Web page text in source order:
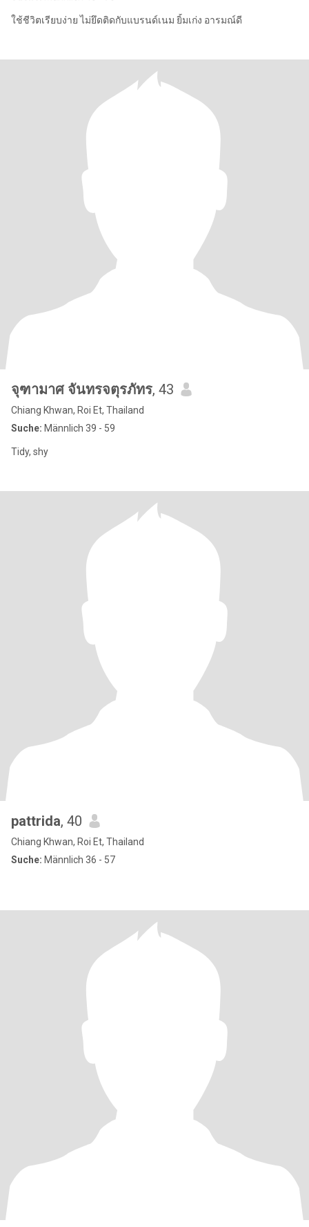
ใช้ชีวิตเรียบง่าย ไม่ยึดติดกับแบรนด์เนม ยิ้มเก่ง อารมณ์ดี
จุฑามาศ จันทรจตุรภัทร, 43
Chiang Khwan, Roi Et, Thailand
Suche: Männlich 39 - 59
Tidy, shy
pattrida, 40
Chiang Khwan, Roi Et, Thailand
Suche: Männlich 36 - 57